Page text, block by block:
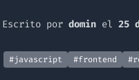
Escrito por domin el 25
#javascript #frontend